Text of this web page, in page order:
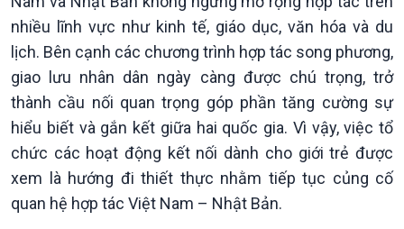
Chính trị
Tin Chính trị
Chính phủ với người dân
Quốc hội với cử tri
Xây dựng đảng
Đảng trong cuộc sống
Nhận diện sự thật
Pháp luật và đời sống
Thế giới
Tin thế giới
Vấn đề quốc tế
Hồ sơ sự kiện quốc tế
Thế giới & Việt Nam
Biên cương - Một dải vững
bền
nhiều lĩnh vực như kinh tế, giáo dục, văn hóa và du
lịch. Bên cạnh các chương trình hợp tác song phương,
giao lưu nhân dân ngày càng được chú trọng, trở
thành cầu nối quan trọng góp phần tăng cường sự
hiểu biết và gắn kết giữa hai quốc gia. Vì vậy, việc tổ
chức các hoạt động kết nối dành cho giới trẻ được
xem là hướng đi thiết thực nhằm tiếp tục củng cố
quan hệ hợp tác Việt Nam – Nhật Bản.